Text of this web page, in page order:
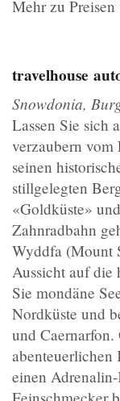
Mehr zu
travelhouse
Snowdonia,
Lassen Sie sich
verzaubern
seinen
stillgelegten
«Goldküste»
Zahnradbahn
Wyddfa (Mount
Aussicht auf die
Sie mondäne
Nordküste und
und
abenteuerlichen
einen